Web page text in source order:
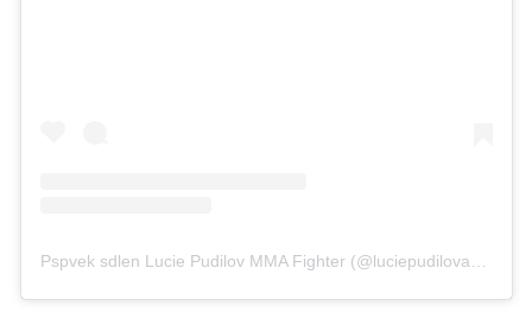
Pspvek sdlen Lucie Pudilov MMA Fighter (@luciepudilovamma)